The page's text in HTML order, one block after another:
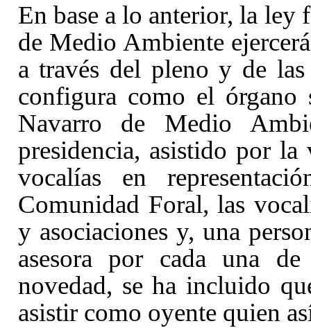
En base a lo anterior, la ley
de Medio Ambiente
a través del pleno y de las
configura como el órgano
Navarro de Medio
presidencia, asistido por la
vocalías en
Comunidad Foral, las
y asociaciones y, una
asesora por cada una de
novedad, se ha incluido
asistir como oyente quien